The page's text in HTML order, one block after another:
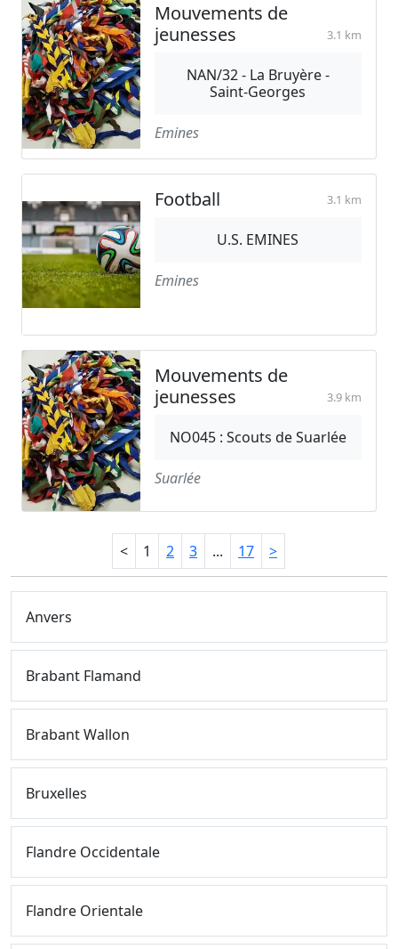
Mouvements de
jeunesses
3.1 km
NAN/32 - La Bruyère -
Saint-Georges
Emines
Football 3.1 km
U.S. EMINES
Emines
Mouvements de
jeunesses
3.9 km
NO045 : Scouts de Suarlée
Suarlée
< 1 2 3 ... 17 >
Anvers
Brabant Flamand
Brabant Wallon
Bruxelles
Flandre Occidentale
Flandre Orientale